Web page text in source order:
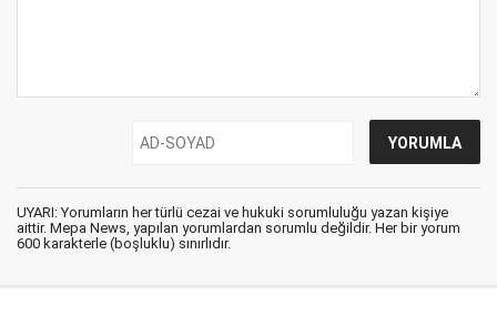
UYARI: Yorumların her türlü cezai ve hukuki sorumluluğu yazan kişiye
aittir. Mepa News, yapılan yorumlardan sorumlu değildir. Her bir yorum
600 karakterle (boşluklu) sınırlıdır.